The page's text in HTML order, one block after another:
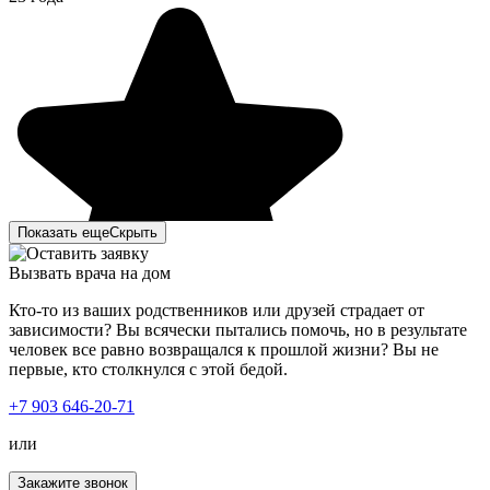
Лечение наркомании в вашей клинике стало огромным
прорывом для нас. Мой сын больше двух лет
употреблял курительные вещества и ни хотел
вам на лечение, сын получил всестороннюю помощь и
Показать ещеСкрыть
Вызвать врача на дом
Кто-то из ваших родственников или друзей страдает от
зависимости? Вы всячески пытались помочь, но в результате
человек все равно возвращался к прошлой жизни? Вы не
первые, кто столкнулся с этой бедой.
+7 903 646-20-71
или
Закажите звонок